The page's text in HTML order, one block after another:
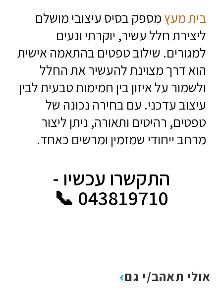
בית מעץמספק בסיס עיצובי מושלם
ליצירת חלל עשיר, יוקרתי ונעים
למגורים. שילוב טפטים בהתאמה אישית
הוא דרך מצוינת להעשיר את החלל
ולשמור על איזון בין חמימות טבעית לבין
עיצוב עדכני. עם בחירה נכונה של
טפטים, רהיטים ותאורה, ניתן ליצור
מרחב ייחודי שמזמין ומרשים כאחד.
התקשרו עכשיו -
043819710 📞
אולי תאהב/י גם